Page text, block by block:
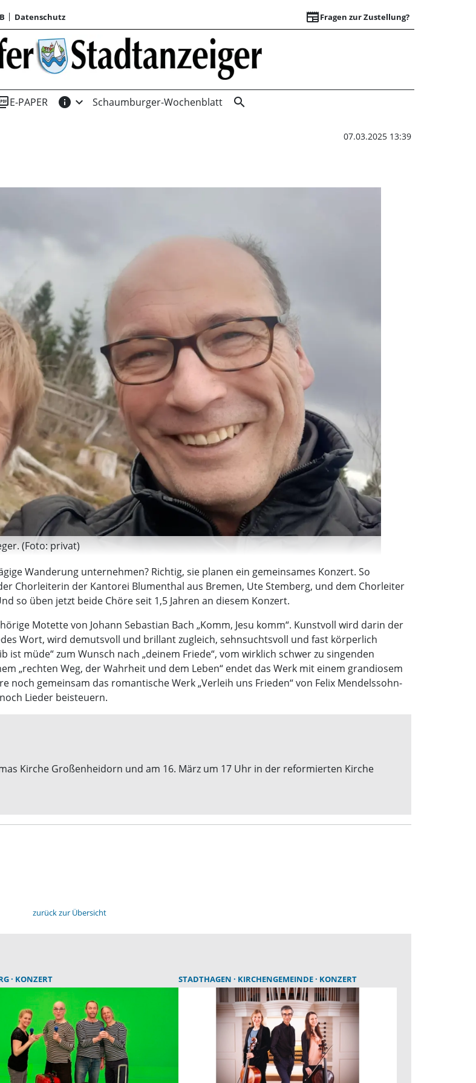
Datenschutz newspaperFragen zur Zustellung?
Idee beim
E-PAPER info expand_more Schaumburger-Wochenblatt search
07.03.2025 13:39
(Foto: privat)
Wanderung unternehmen? Richtig, sie planen ein gemeinsames Konzert. So
Chorleiterin der Kantorei Blumenthal aus Bremen, Ute Stemberg, und dem Chorleiter
so üben jetzt beide Chöre seit 1,5 Jahren an diesem Konzert.
Motette von Johann Sebastian Bach „Komm, Jesu komm“. Kunstvoll wird darin der
Wort, wird demutsvoll und brillant zugleich, sehnsuchtsvoll und fast körperlich
ist müde“ zum Wunsch nach „deinem Friede“, vom wirklich schwer zu singenden
„rechten Weg, der Wahrheit und dem Leben“ endet das Werk mit einem grandiosem
noch gemeinsam das romantische Werk „Verleih uns Frieden“ von Felix Mendelssohn-
Lieder beisteuern.
Kirche Großenheidorn und am 16. März um 17 Uhr in der reformierten Kirche
zurück zur Übersicht
KONZERT STADTHAGEN KIRCHENGEMEINDE KONZERT